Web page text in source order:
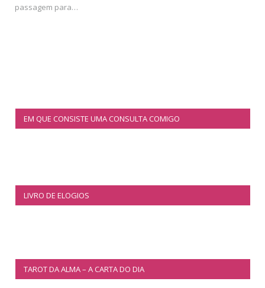
passagem para…
EM QUE CONSISTE UMA CONSULTA COMIGO
LIVRO DE ELOGIOS
TAROT DA ALMA – A CARTA DO DIA